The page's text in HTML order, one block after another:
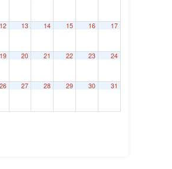
12 13 14 15 16 17
19 20 21 22 23 24
26 27 28 29 30 31